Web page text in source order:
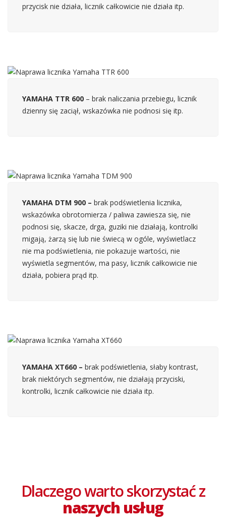
przycisk nie działa, licznik całkowicie nie działa itp.
YAMAHA TTR 600 – brak naliczania przebiegu, licznik
dzienny się zaciął, wskazówka nie podnosi się itp.
YAMAHA DTM 900 – brak podświetlenia licznika,
wskazówka obrotomierza / paliwa zawiesza się, nie
podnosi się, skacze, drga, guziki nie działają, kontrolki
migają, żarzą się lub nie świecą w ogóle, wyświetlacz
nie ma podświetlenia, nie pokazuje wartości, nie
wyświetla segmentów, ma pasy, licznik całkowicie nie
działa, pobiera prąd itp.
YAMAHA XT660 – brak podświetlenia, słaby kontrast,
brak niektórych segmentów, nie działają przyciski,
kontrolki, licznik całkowicie nie działa itp.
Dlaczego warto skorzystać z
naszych usług